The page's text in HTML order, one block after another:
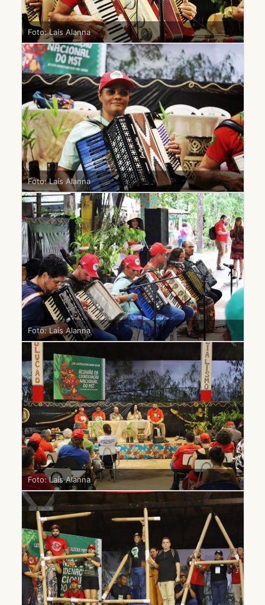
Foto: Laís Alanna
Foto: Laís Alanna
Foto: Laís Alanna
Foto: Laís Alanna